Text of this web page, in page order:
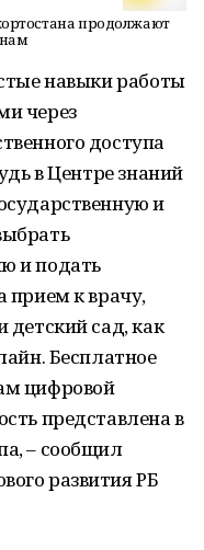
продолжают
навыки работы
через
доступа
в Центре знаний
и
и подать
прием к врачу,
детский сад, как
Бесплатное
цифровой
представлена в
– сообщил
развития РБ